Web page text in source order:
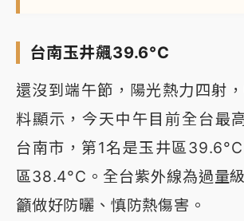
台南玉井飆39.6°C
還沒到端午節，陽光熱力四射
料顯示，今天中午目前全台最
台南市，第1名是玉井區
區38.4°C。全台紫外線為過量
籲做好防曬、慎防熱傷害。